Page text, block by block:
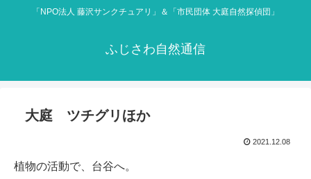
「NPO法人 藤沢サンクチュアリ」＆「市民団体 大庭自然探偵団」
ふじさわ自然通信
大庭 ツチグリほか
2021.12.08
植物の活動で、台谷へ。